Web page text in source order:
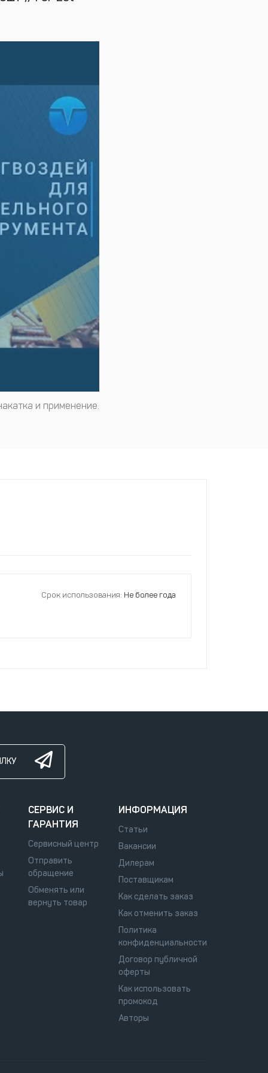
и применение.
Срок использования: Не более года
СЕРВИС И
ГАРАНТИЯ
Сервисный центр
Отправить
обращение
Обменять или
вернуть товар
ИНФОРМАЦИЯ
Статьи
Вакансии
Дилерам
Поставщикам
Как сделать заказ
Как отменить заказ
Политика
конфиденциальности
Договор публичной
оферты
Как использовать
промокод
Авторы